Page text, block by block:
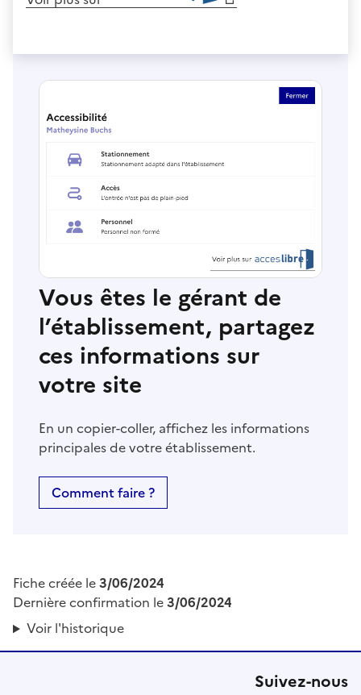
Vous êtes le gérant de
l’établissement, partagez
ces informations sur
votre site
En un copier-coller, affichez les informations
principales de votre établissement.
Comment faire ?
Fiche créée le3/06/2024
Dernière confirmation le3/06/2024
Voir l'historique
Suivez-nous